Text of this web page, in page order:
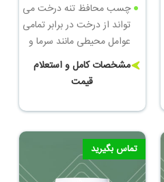
چسب محافظ تنه درخت می
تواند از درخت در برابر تمامی
عوامل محیطی مانند سرما و
گرما، آفات گوناگون و بیماری
ها جوندگان که می توانند
آسیب های جبران نا پذیری به
درختان بزنند محافظت کند
وزن: 1کیلوگرم
مشخصات کامل و استعلام
قیمت
تماس بگیرید